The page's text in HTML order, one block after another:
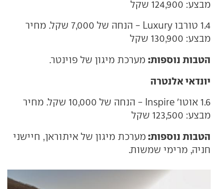
מבצע: 124,900 שקל
1.4 טורבו Luxury - הנחה של 7,000 שקל. מחיר
מבצע: 130,900 שקל
הטבות נוספות: מערכת מיגון של פוינטר.
יונדאי אלנטרה
1.6 אוטו' Inspire - הנחה של 10,000 שקל. מחיר
מבצע: 123,500 שקל
הטבות נוספות: מערכת מיגון של איתוראן, חיישני
חניה, מרימי שמשות.